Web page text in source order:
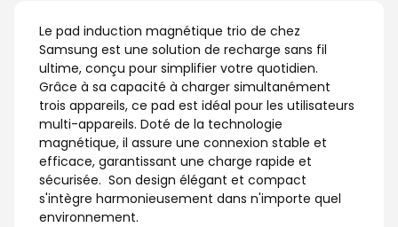
Le pad induction magnétique trio de chez
Samsung est une solution de recharge sans fil
ultime, conçu pour simplifier votre quotidien.
Grâce à sa capacité à charger simultanément
trois appareils, ce pad est idéal pour les utilisateurs
multi-appareils. Doté de la technologie
magnétique, il assure une connexion stable et
efficace, garantissant une charge rapide et
sécurisée. Son design élégant et compact
s'intègre harmonieusement dans n'importe quel
environnement.